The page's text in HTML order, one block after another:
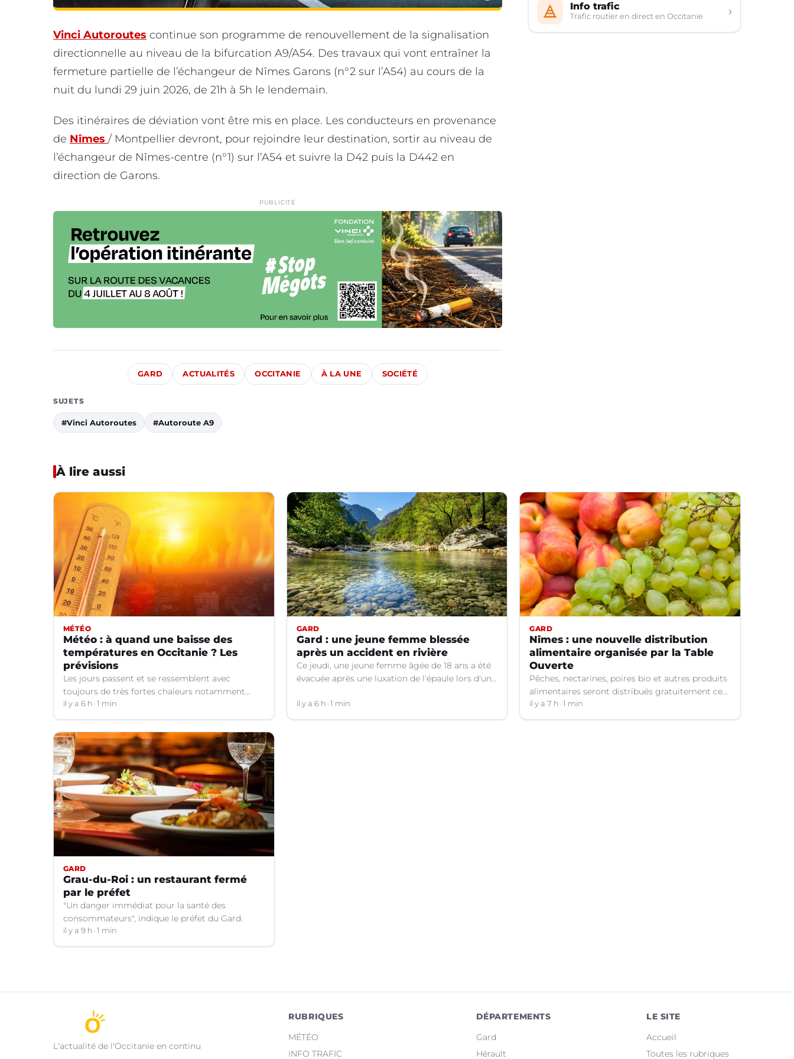
Vinci Autoroutes continue son programme de renouvellement de la signalisation
directionnelle au niveau de la bifurcation A9/A54. Des travaux qui vont entraîner la
fermeture partielle de l’échangeur de Nîmes Garons (n°2 sur l’A54) au cours de la
nuit du lundi 29 juin 2026, de 21h à 5h le lendemain.
Des itinéraires de déviation vont être mis en place. Les conducteurs en provenance
de Nîmes / Montpellier devront, pour rejoindre leur destination, sortir au niveau de
l’échangeur de Nîmes-centre (n°1) sur l’A54 et suivre la D42 puis la D442 en
direction de Garons.
PUBLICITÉ
GARD ACTUALITÉS OCCITANIE À LA UNE SOCIÉTÉ
SUJETS
#Vinci Autoroutes #Autoroute A9
Info trafic
Trafic routier en direct en Occitanie ›
À lire aussi
MÉTÉO
Météo : à quand une baisse des
températures en Occitanie ? Les
prévisions
Les jours passent et se ressemblent avec
toujours de très fortes chaleurs notamment
dans le Languedoc. Jusqu’à quand ?
il y a 6 h 1 min
GARD
Gard : une jeune femme blessée
après un accident en rivière
Ce jeudi, une jeune femme âgée de 18 ans a été
évacuée après une luxation de l'épaule lors d'un
Valborgne (Gard).
il y a 6 h 1 min
GARD
Nîmes : une nouvelle distribution
alimentaire organisée par la Table
Ouverte
Pêches, nectarines, poires bio et autres produits
alimentaires seront distribués gratuitement ce
vendredi 7 août par les bénévoles de la Table
Ouverte à Nîmes (Gard).
il y a 7 h 1 min
GARD
Grau-du-Roi : un restaurant fermé
par le préfet
"Un danger immédiat pour la santé des
consommateurs", indique le préfet du Gard.
il y a 9 h 1 min
L'actualité de l'Occitanie en continu
RUBRIQUES
MÉTÉO
INFO TRAFIC
DÉPARTEMENTS
Gard
Hérault
LE SITE
Accueil
Toutes les rubriques